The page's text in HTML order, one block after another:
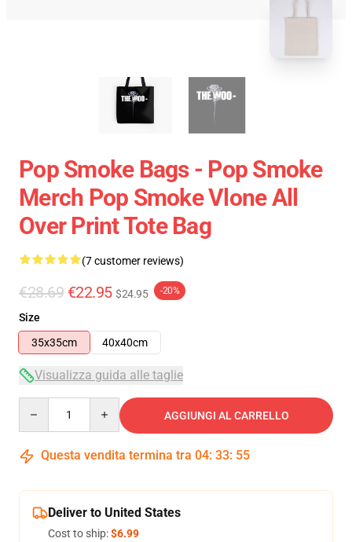
Pop Smoke Bags - Pop Smoke
Merch Pop Smoke Vlone All
Over Print Tote Bag
(7 customer reviews)
€28.69 €22.95 $24.95 -20%
Size
35x35cm
40x40cm
Visualizza guida alle taglie
AGGIUNGI AL CARRELLO
Questa vendita termina tra 04: 33: 54
Deliver to United States
Cost to ship:$6.99